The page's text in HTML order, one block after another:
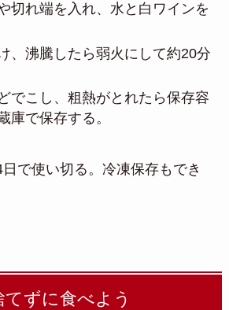
切れ端を入れ、水と白ワインを
、沸騰したら弱火にして約20分
でこし、粗熱がとれたら保存容
庫で保存する。
で使い切る。冷凍保存もでき
ずに食べよう